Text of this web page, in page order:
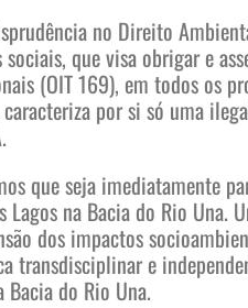
no Direito
que visa obrigar e
(OIT 169), em todos os
por si só uma
que seja imediatamente
na Bacia do Rio Una.
dos impactos
transdisciplinar e
do Rio Una.